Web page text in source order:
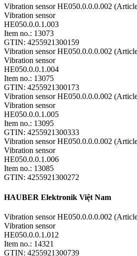
Vibration sensor HE050.0.0.0.002
Vibration sensor
HE050.0.0.1.003
Item no.: 13073
GTIN: 4255921300159
Vibration sensor HE050.0.0.0.002
Vibration sensor
HE050.0.0.1.004
Item no.: 13075
GTIN: 4255921300173
Vibration sensor HE050.0.0.0.002
Vibration sensor
HE050.0.0.1.005
Item no.: 13095
GTIN: 4255921300333
Vibration sensor HE050.0.0.0.002
Vibration sensor
HE050.0.0.1.006
Item no.: 13085
GTIN: 4255921300272
HAUBER Elektronik Việt Nam
Vibration sensor HE050.0.0.0.002
Vibration sensor
HE050.0.0.1.012
Item no.: 14321
GTIN: 4255921300739